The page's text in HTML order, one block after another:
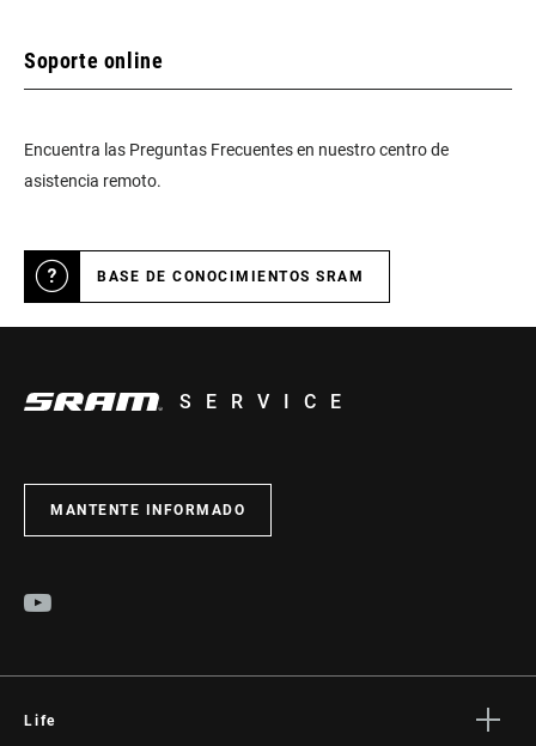
Soporte online
Encuentra las Preguntas Frecuentes en nuestro centro de
asistencia remoto.
BASE DE CONOCIMIENTOS SRAM
SERVICE
MANTENTE INFORMADO
Life